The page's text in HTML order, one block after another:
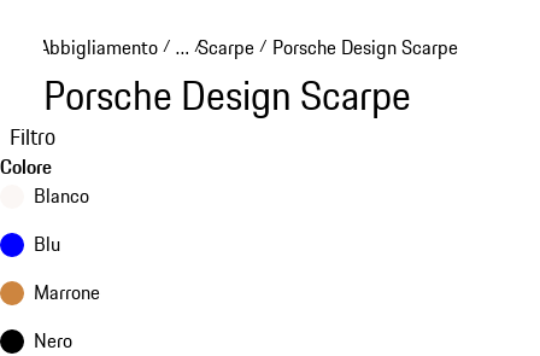
Abbigliamento / …
Reveal collapsed breadcrumb items
/Scarpe / Porsche Design Scarpe
Porsche Design Scarpe
Filtro
Colore
Blanco
Blu
Marrone
Nero